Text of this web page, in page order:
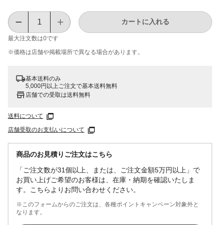
最大注文数は0です
カートに入れる
※価格は​店舗や​掲載場所で​異なる​場合が​あります。
基本送料のみ
5,000円以上ご注文で基本送料無料
店舗での受取は送料無料
送料について
店舗受取のお支払いについて
商品のお見積りご注文はこちら
「ご注文数が31個以上、または、ご注文金額5万円以上」で
お買い上げご希望のお客様は、在庫・納期を確認いたしま
す。こちらよりお問い合わせください。
※このフォームからのご注文は、各種ポイントキャンペーン対象外と
なります。